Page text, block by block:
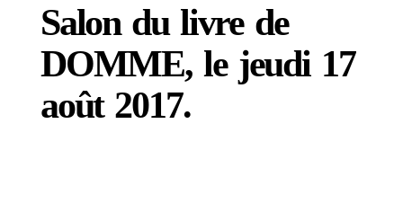
Salon du livre de
DOMME, le jeudi 17
août 2017.